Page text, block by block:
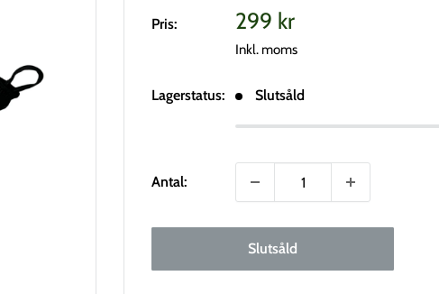
Pris:
Vårt
pris
299 kr
Inkl. moms
Lagerstatus: Slutsåld
Antal:
Slutsåld